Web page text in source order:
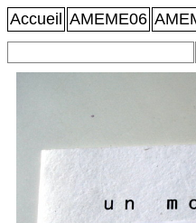
Accueil AMEME06